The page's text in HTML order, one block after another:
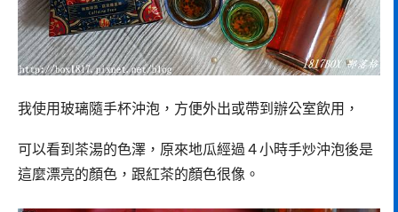
我使用玻璃隨手杯沖泡，方便外出或帶到辦公室飲用，
可以看到茶湯的色澤，原來地瓜經過４小時手炒沖泡後是
這麼漂亮的顏色，跟紅茶的顏色很像。